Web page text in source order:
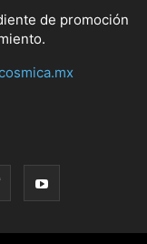
de promoción